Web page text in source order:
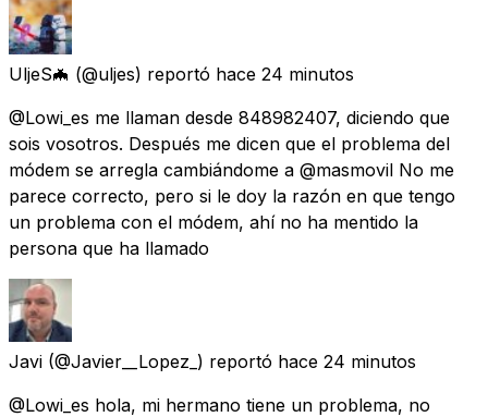
UljeS🦇 (@uljes) reportó hace 24 minutos
@Lowi_es me llaman desde 848982407, diciendo que
sois vosotros. Después me dicen que el problema del
módem se arregla cambiándome a @masmovil No me
parece correcto, pero si le doy la razón en que tengo
un problema con el módem, ahí no ha mentido la
persona que ha llamado
Javi (@Javier__Lopez_) reportó hace 24 minutos
@Lowi_es hola, mi hermano tiene un problema, no